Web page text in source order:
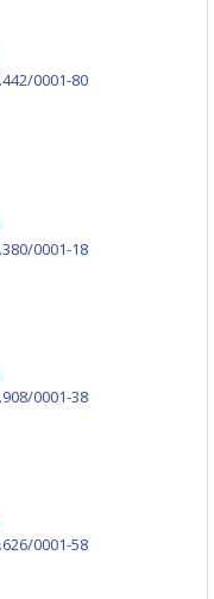
0001-80
0001-18
0001-38
0001-58